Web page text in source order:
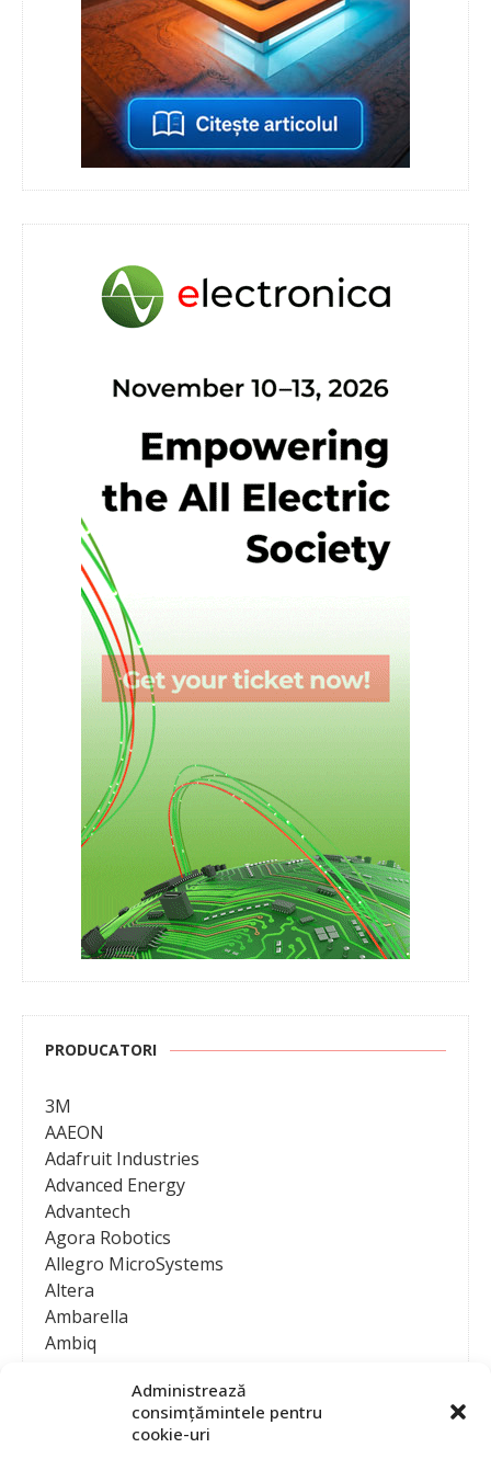
Administrează
consimțămintele pentru
cookie-uri
PRODUCATORI
3M
AAEON
Adafruit Industries
Advanced Energy
Advantech
Agora Robotics
Allegro MicroSystems
Altera
Ambarella
Ambiq
Analog Devices
Anritsu Corporation